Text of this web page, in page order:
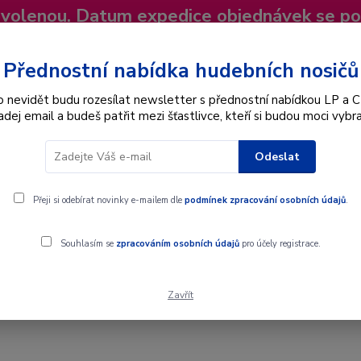
Datum expedice objednávek se
Hledat
Interpret Dárkové poukazy
Ježek, Orchestr Osvobozeného Divadla - Osvobozené divadlo 5
Jaroslav Ježek, Orchestr
Přednostní nabídka hudebních nosičů
nevidět budu rozesílat newsletter s přednostní nabídkou LP a
email a budeš patřit mezi šťastlivce, kteří si budou moci
Odeslat
Přeji si odebírat novinky e-mailem dle podmínek zpracování osobních údajů.
Souhlasím se zpracováním osobních údajůpro účely registrace.
Zavřít